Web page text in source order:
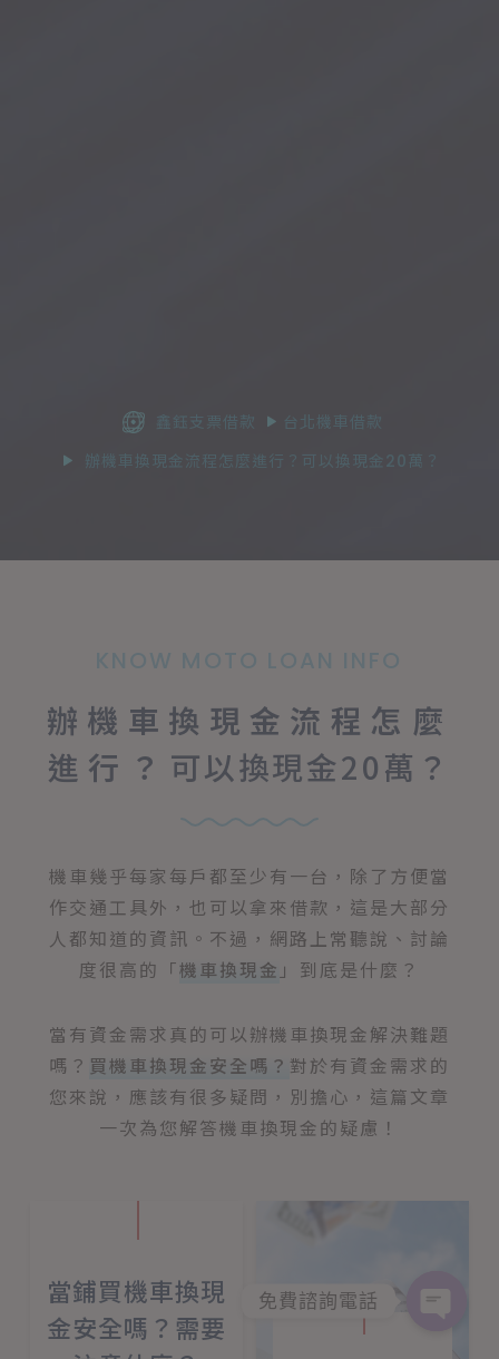
鑫鈺支票借款
台北機車借款
辦機車換現金流程怎麼進行？可以換現金20萬？
KNOW MOTO LOAN INFO
辦機車換現金流程怎麼
進行？ 可以換現金20萬？
機車幾乎每家每戶都至少有一台，除了方便當
作交通工具外，也可以拿來借款，這是大部分
人都知道的資訊。不過，網路上常聽說、討論
度很高的「機車換現金」到底是什麼？
當有資金需求真的可以辦機車換現金解決難題
嗎？ 買機車換現金安全嗎？ 對於有資金需求的
您來說，應該有很多疑問，別擔心，這篇文章
一次為您解答機車換現金的疑慮！
當鋪買機車換現
金安全嗎？需要
免費諮詢電話
Open